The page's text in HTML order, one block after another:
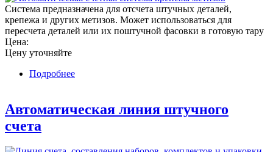
Система предназначена для отсчета штучных деталей,
крепежа и других метизов. Может использоваться для
пересчета деталей или их поштучной фасовки в готовую тару
Цена:
Цену уточняйте
Подробнее
Автоматическая линия штучного
счета